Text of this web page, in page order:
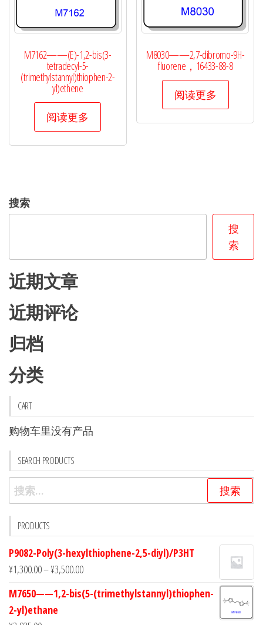
M7162——(E)-1,2-bis(3-
tetradecyl-5-
(trimethylstannyl)thiophen-2-
yl)ethene
阅读更多
M8030——2,7-dibromo-9H-
fluorene，16433-88-8
阅读更多
搜索
搜
索
近期文章
近期评论
归档
分类
CART
购物车里没有产品
SEARCH PRODUCTS
搜
索：
PRODUCTS
P9082-Poly(3-hexylthiophene-2,5-diyl)/P3HT
¥1,300.00–¥3,500.00
M7650——1,2-bis(5-(trimethylstannyl)thiophen-
2-yl)ethane